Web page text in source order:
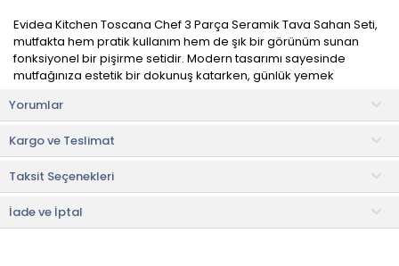
Evidea Kitchen Toscana Chef 3 Parça Seramik Tava Sahan Seti,
mutfakta hem pratik kullanım hem de şık bir görünüm sunan
fonksiyonel bir pişirme setidir. Modern tasarımı sayesinde
mutfağınıza estetik bir dokunuş katarken, günlük yemek
Seramik kaplama yüzeyi sayesinde yiyeceklerin yapışmasını
azaltarak sağlıklı pişirme imkânı sunar. Isıyı eşit şekilde dağıtan
yapısı sayesinde yemeklerin her noktasının dengeli pişmesine
yardımcı olur. Set içerisinde yer alan farklı boyutlardaki tava ve
sahanlar, kahvaltılıktan ana yemeklere kadar geniş bir kullanım
alanı sağlar ve mutfakta çok yönlü bir çözüm sunar.
Yorumlar
Kargo ve Teslimat
Taksit Seçenekleri
İade ve İptal